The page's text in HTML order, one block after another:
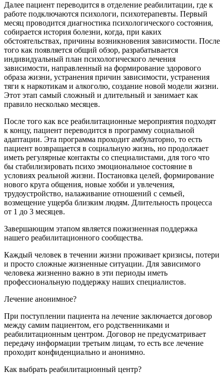
Далее пациент переводится в отделение реабилитации, где к
работе подключаются психологи, психотерапевты. Первый
месяц проводится диагностика психологического состояния,
собирается история болезни, когда, при каких
обстоятельствах, причины возникновения зависимости. После
того как появляется общий обзор, разрабатывается
индивидуальный план психологического лечения
зависимости, направленный на формирование здорового
образа жизни, устранения причин зависимости, устранения
тяги к наркотикам и алкоголю, создание новой модели жизни.
Этот этап самый сложный и длительный и занимает как
правило несколько месяцев.
После того как все реабилитационные мероприятия подходят
к концу, пациент переводится в программу социальной
адаптации. Эта программа проходит амбулаторно, то есть
пациент возвращается в социальную жизнь, но продолжает
иметь регулярные контакты со специалистами, для того что
бы стабилизировать психо эмоциональное состояние в
условиях реальной жизни. Постановка целей, формирование
нового круга общения, новые хобби и увлечения,
трудоустройство, налаживание отношений с семьей,
возмещение ущерба близким людям. Длительность процесса
от 1 до 3 месяцев.
Завершающим этапом является пожизненная поддержка
нашего реабилитационного сообщества.
Каждый человек в течении жизни проживает кризисы, потери
и просто сложные жизненные ситуации. Для зависимого
человека жизненно важно в эти периоды иметь
профессиональную поддержку наших специалистов.
Лечение анонимное?
При поступлении пациента на лечение заключается договор
между самим пациентом, его родственниками и
реабилитационным центром. Договор не предусматривает
передачу информации третьим лицам, то есть все лечение
проходит конфиденциально и анонимно.
Как выбрать реабилитационный центр?